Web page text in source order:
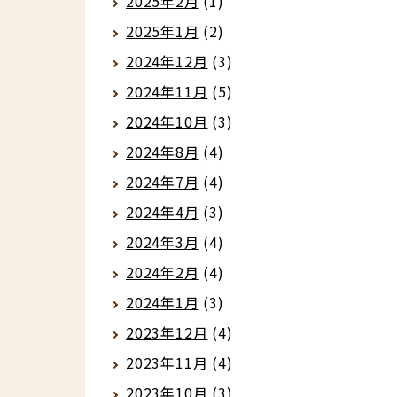
2025年1月 (2)
2024年12月 (3)
2024年11月 (5)
2024年10月 (3)
2024年8月 (4)
2024年7月 (4)
2024年4月 (3)
2024年3月 (4)
2024年2月 (4)
2024年1月 (3)
2023年12月 (4)
2023年11月 (4)
2023年10月 (3)